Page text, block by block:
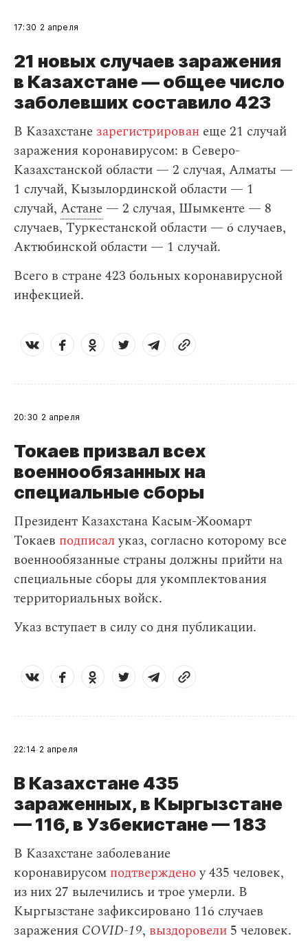
17:30 2 апреля
21 новых случаев заражения
в Казахстане — общее число
заболевших составило 423
В Казахстане зарегистрирован еще 21 случай
заражения коронавирусом: в Северо-
Казахстанской области — 2 случая, Алматы —
1 случай, Кызылординской области — 1
случай, Астане — 2 случая, Шымкенте — 8
случаев, Туркестанской области — 6 случаев,
Актюбинской области — 1 случай.
Всего в стране 423 больных коронавирусной
инфекцией.
20:30 2 апреля
Токаев призвал всех
военнообязанных на
специальные сборы
Президент Казахстана Касым-Жоомарт
Токаев подписалуказ, согласно которому все
военнообязанные страны должны прийти на
специальные сборы для укомплектования
территориальных войск.
Указ вступает в силу со дня публикации.
22:14 2 апреля
В Казахстане 435
зараженных, в Кыргызстане
— 116, в Узбекистане — 183
В Казахстане заболевание
коронавирусом подтвержденоу 435 человек,
из них 27 вылечились и трое умерли. В
Кыргызстане зафиксировано 116 случаев
заражения СOVID-19, выздоровели 5 человек.